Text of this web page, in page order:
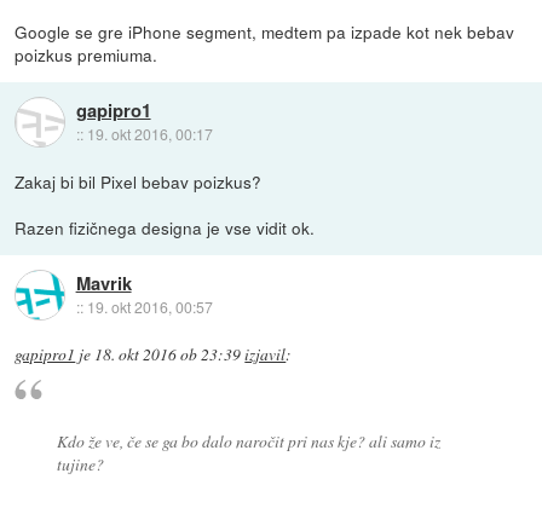
Google se gre iPhone segment, medtem pa izpade kot nek bebav
poizkus premiuma.
gapipro1
:: 19. okt 2016, 00:17
Zakaj bi bil Pixel bebav poizkus?
Razen fizičnega designa je vse vidit ok.
Mavrik
:: 19. okt 2016, 00:57
gapipro1 je 18. okt 2016 ob 23:39izjavil:
Kdo že ve, če se ga bo dalo naročit pri nas kje? ali samo iz
tujine?